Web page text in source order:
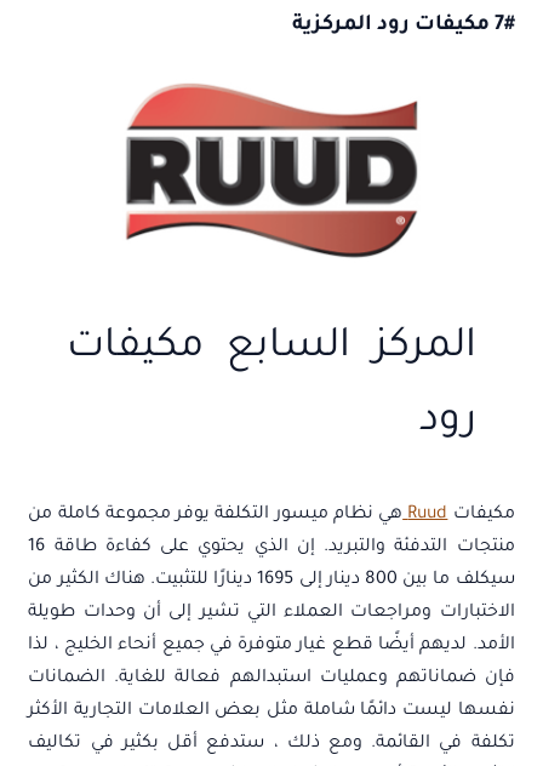
7# مكيفات رود المركزية
المركز السابع مكيفات
رود
مكيفاتRuud هي نظام ميسور التكلفة يوفر مجموعة كاملة من
منتجات التدفئة والتبريد. إن الذي يحتوي على كفاءة طاقة 16
سيكلف ما بين 800 دينار إلى 1695 دينارًا للتثبيت. هناك الكثير من
الاختبارات ومراجعات العملاء التي تشير إلى أن وحدات طويلة
الأمد. لديهم أيضًا قطع غيار متوفرة في جميع أنحاء الخليج ، لذا
فإن ضماناتهم وعمليات استبدالهم فعالة للغاية. الضمانات
نفسها ليست دائمًا شاملة مثل بعض العلامات التجارية الأكثر
تكلفة في القائمة. ومع ذلك ، ستدفع أقل بكثير في تكاليف